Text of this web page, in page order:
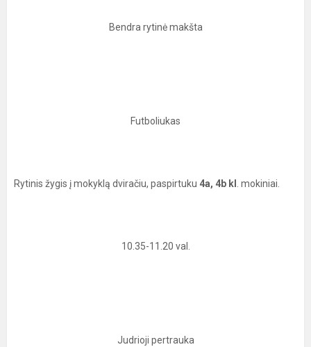
Bendra rytinė makšta
Futboliukas
Rytinis žygis į mokyklą dviračiu, paspirtuku 4a, 4b kl . mokiniai.
10.35-11.20 val.
Judrioji pertrauka